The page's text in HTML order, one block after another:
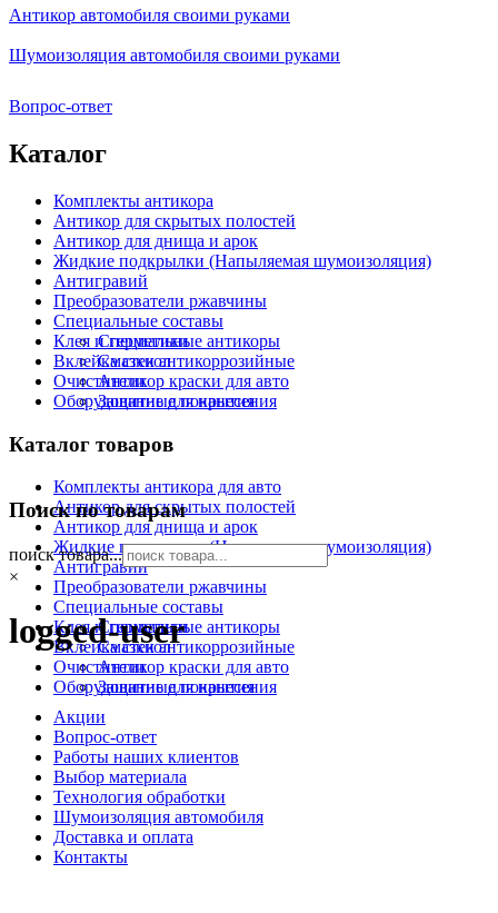
Антикор автомобиля своими руками
Шумоизоляция автомобиля своими руками
Вопрос-ответ
Каталог
Комплекты антикора
Антикор для скрытых полостей
Антикор для днища и арок
Жидкие подкрылки (Напыляемая шумоизоляция)
Антигравий
Преобразователи ржавчины
Специальные составы
Специальные антикоры
Смазки антикоррозийные
Антикор краски для авто
Защитные покрытия
Клея и герметики
Вклейка стекол
Очистители
Оборудование для нанесения
Каталог товаров
Комплекты антикора для авто
Антикор для скрытых полостей
Антикор для днища и арок
Жидкие подкрылки (Напыляемая шумоизоляция)
Антигравий
Преобразователи ржавчины
Специальные составы
Специальные антикоры
Смазки антикоррозийные
Антикор краски для авто
Защитные покрытия
Клея и герметики
Вклейка стекол
Очистители
Оборудование для нанесения
Поиск по товарам
поиск товара...
×
logged-user
Акции
Вопрос-ответ
Работы наших клиентов
Выбор материала
Технология обработки
Шумоизоляция автомобиля
Доставка и оплата
Контакты